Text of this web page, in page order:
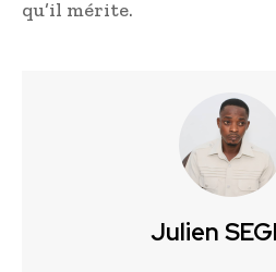
qu’il mérite.
Julien